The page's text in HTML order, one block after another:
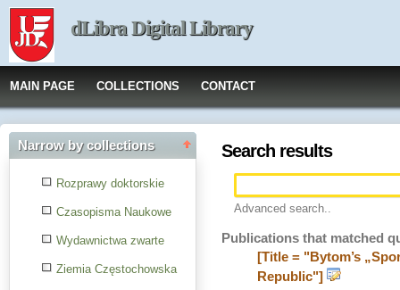
dLibra Digital Library
MAIN PAGE COLLECTIONS CONTACT
Narrow by collections
Rozprawy doktorskie
Czasopisma Naukowe
Wydawnictwa zwarte
Ziemia Częstochowska
Search results
Advanced search..
Publications that matched
[Title = "Bytom’s
Republic"]